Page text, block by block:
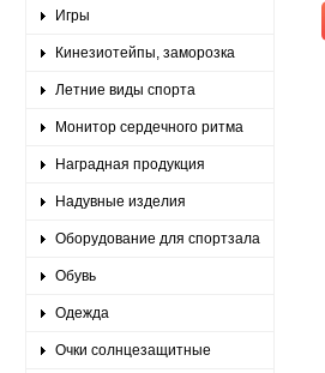
Игры
Кинезиотейпы, заморозка
Летние виды спорта
Монитор сердечного ритма
Наградная продукция
Надувные изделия
Оборудование для спортзала
Обувь
Одежда
Очки солнцезащитные